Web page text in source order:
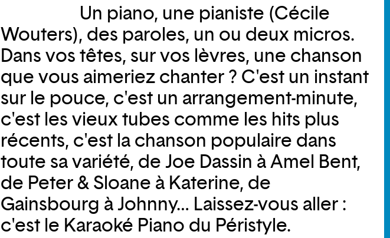
Un piano, une pianiste (Cécile
Wouters), des paroles, un ou deux micros.
Dans vos têtes, sur vos lèvres, une chanson
que vous aimeriez chanter ? C'est un instant
sur le pouce, c'est un arrangement-minute,
c'est les vieux tubes comme les hits plus
récents, c'est la chanson populaire dans
toute sa variété, de Joe Dassin à Amel Bent,
de Peter & Sloane à Katerine, de
Gainsbourg à Johnny… Laissez-vous aller :
c'est le Karaoké Piano du Péristyle.